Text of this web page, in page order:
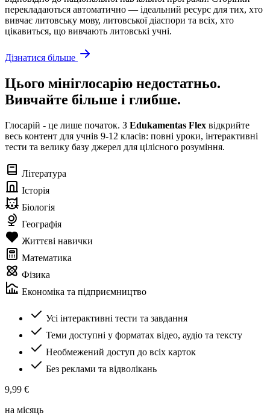
перекладаються автоматично — ідеальний ресурс для тих, хто
вивчає литовську мову, литовської діаспори та всіх, хто
цікавиться, що вивчають литовські учні.
Дізнатися більше
Цього мініглосарію недостатньо.
Вивчайте більше і глибше.
Глосарій - це лише початок. З Edukamentas Flex відкрийте
весь контент для учнів 9-12 класів: повні уроки, інтерактивні
тести та велику базу джерел для цілісного розуміння.
Література
Історія
Біологія
Географія
Життєві навички
Математика
Фізика
Економіка та підприємництво
Усі інтерактивні тести та завдання
Теми доступні у форматах відео, аудіо та тексту
Необмежений доступ до всіх карток
Без реклами та відволікань
9,99 €
на місяць